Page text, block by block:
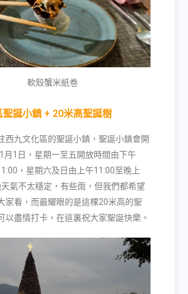
軟殼蟹米紙卷
聖誕小鎮 + 20米高聖誕樹
西九文化區的聖誕小鎮，聖誕小鎮會開
1 月 1 日，星期一至五開放時間由下午
，星期六及日由上午11:00至晚上
天氣不太穩定，有些雨，但我們都希望
家看，而最耀眼的是這棵20米高的聖
以盡情打卡，在這裏祝大家聖誕快樂。